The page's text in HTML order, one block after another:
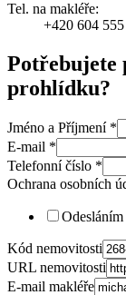
Tel. na makléře:
+420 604
Potřebujete
prohlídku?
Jméno a Příjmení *
E-mail *
Telefonní číslo *
Ochrana osobních
Kód nemovitosti
URL nemovitosti
E-mail makléře